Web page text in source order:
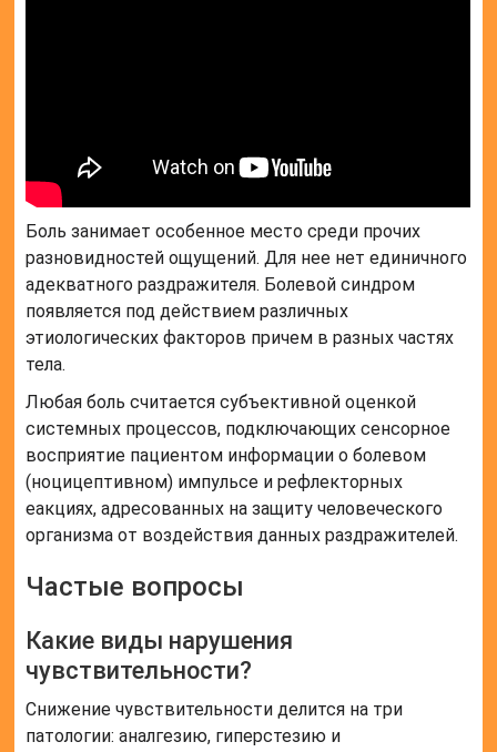
Боль занимает особенное место среди прочих
разновидностей ощущений. Для нее нет единичного
адекватного раздражителя. Болевой синдром
появляется под действием различных
этиологических факторов причем в разных частях
тела.
Любая боль считается субъективной оценкой
системных процессов, подключающих сенсорное
восприятие пациентом информации о болевом
(ноцицептивном) импульсе и рефлекторных
еакциях, адресованных на защиту человеческого
организма от воздействия данных раздражителей.
Частые вопросы
Какие виды нарушения
чувствительности?
Снижение чувствительности делится на три
патологии: аналгезию, гиперстезию и